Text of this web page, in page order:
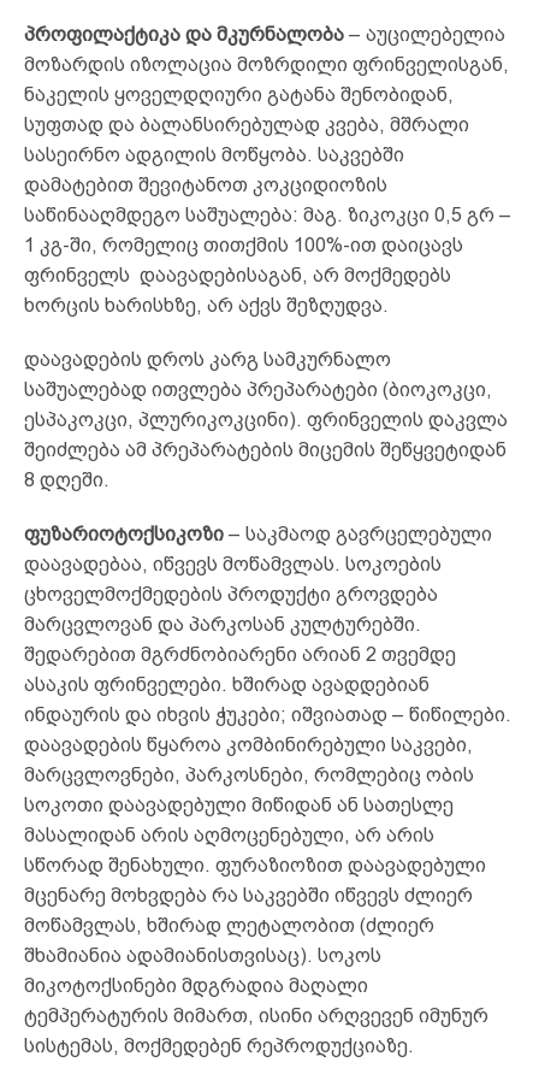
პროფილაქტიკა და მკურნალობა – აუცილებელია
მოზარდის იზოლაცია მოზრდილი ფრინველისგან,
ნაკელის ყოველდღიური გატანა შენობიდან,
სუფთად და ბალანსირებულად კვება, მშრალი
სასეირნო ადგილის მოწყობა. საკვებში
დამატებით შევიტანოთ კოკციდიოზის
საწინააღმდეგო საშუალება: მაგ. ზიკოკცი 0,5 გრ –
1 კგ-ში, რომელიც თითქმის 100%-ით დაიცავს
ფრინველს დაავადებისაგან, არ მოქმედებს
ხორცის ხარისხზე, არ აქვს შეზღუდვა.
დაავადების დროს კარგ სამკურნალო
საშუალებად ითვლება პრეპარატები (ბიოკოკცი,
ესპაკოკცი, პლურიკოკცინი). ფრინველის დაკვლა
შეიძლება ამ პრეპარატების მიცემის შეწყვეტიდან
8 დღეში.
ფუზარიოტოქსიკოზი – საკმაოდ გავრცელებული
დაავადებაა, იწვევს მოწამვლას. სოკოების
ცხოველმოქმედების პროდუქტი გროვდება
მარცვლოვან და პარკოსან კულტურებში.
შედარებით მგრძნობიარენი არიან 2 თვემდე
ასაკის ფრინველები. ხშირად ავადდებიან
ინდაურის და იხვის ჭუკები; იშვიათად – წიწილები.
დაავადების წყაროა კომბინირებული საკვები,
მარცვლოვნები, პარკოსნები, რომლებიც ობის
სოკოთი დაავადებული მიწიდან ან სათესლე
მასალიდან არის აღმოცენებული, არ არის
სწორად შენახული. ფურაზიოზით დაავადებული
მცენარე მოხვდება რა საკვებში იწვევს ძლიერ
მოწამვლას, ხშირად ლეტალობით (ძლიერ
შხამიანია ადამიანისთვისაც). სოკოს
მიკოტოქსინები მდგრადია მაღალი
ტემპერატურის მიმართ, ისინი არღვევენ იმუნურ
სისტემას, მოქმედებენ რეპროდუქციაზე.